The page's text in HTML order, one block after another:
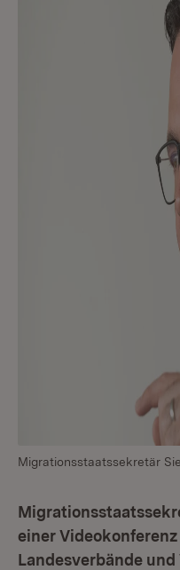
Migrationsstaatssekretär
einer
Landesverbände